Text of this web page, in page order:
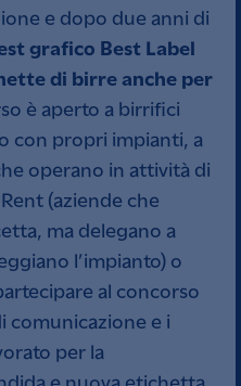
e dopo due anni di
grafico Best Label
di birre anche per
è aperto a birrifici
con propri impianti, a
operano in attività di
(aziende che
ma delegano a
l’impianto) o
al concorso
comunicazione e i
per la
e nuova etichetta